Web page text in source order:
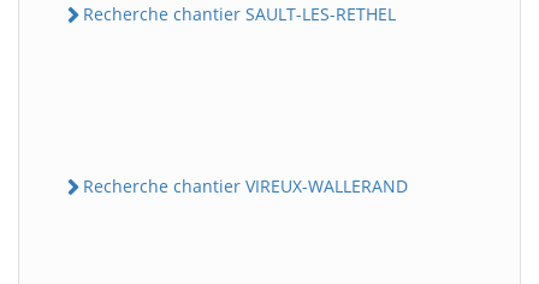
Recherche chantier SAULT-LES-RETHEL
Recherche chantier VIREUX-WALLERAND